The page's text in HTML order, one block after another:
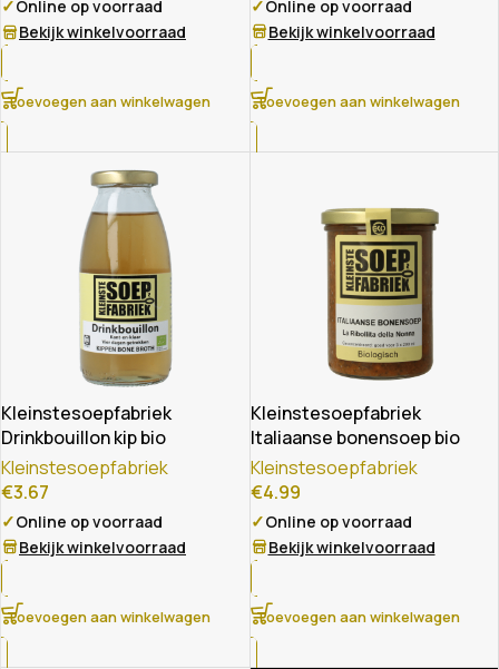
✓Online op voorraad
Bekijk winkelvoorraad
Toevoegen aan winkelwagen
✓Online op voorraad
Bekijk winkelvoorraad
Toevoegen aan winkelwagen
Kleinstesoepfabriek
Drinkbouillon kip bio
Kleinstesoepfabriek
€3.67
✓Online op voorraad
Bekijk winkelvoorraad
Toevoegen aan winkelwagen
Kleinstesoepfabriek
Italiaanse bonensoep bio
Kleinstesoepfabriek
€4.99
✓Online op voorraad
Bekijk winkelvoorraad
Toevoegen aan winkelwagen